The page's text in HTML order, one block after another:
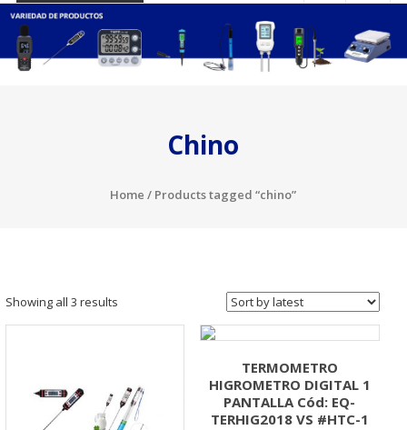
Chino
Home / Products tagged “chino”
Showing all 3 results
TERMOMETRO
HIGROMETRO DIGITAL 1
PANTALLA Cód: EQ-
TERHIG2018 VS #HTC-1